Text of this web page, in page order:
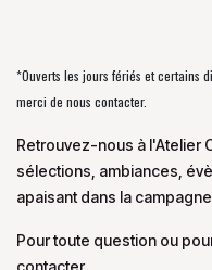
*Ouverts les jours fériés et certains
merci de nous contacter.
Retrouvez-nous à l'Atelier
sélections, ambiances,
apaisant dans la
Pour toute question ou
contacter.